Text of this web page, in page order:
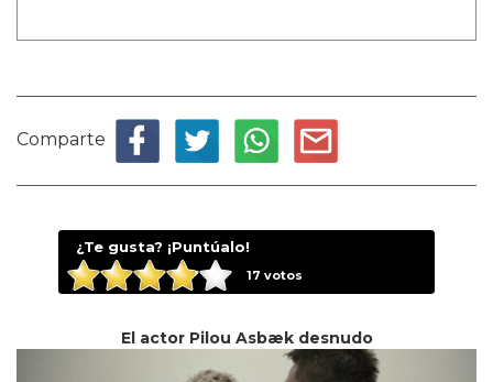
Comparte
¿Te gusta? ¡Puntúalo!
17 votos
El actor Pilou Asbæk desnudo